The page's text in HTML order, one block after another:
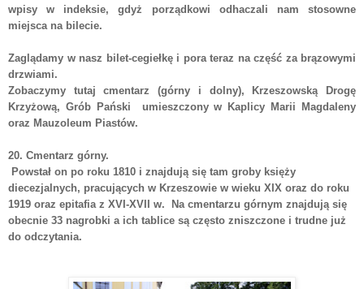
wpisy w indeksie, gdyż porządkowi odhaczali nam stosowne
miejsca na bilecie.
Zaglądamy w nasz bilet-cegiełkę i pora teraz na część za brązowymi
drzwiami.
Zobaczymy tutaj cmentarz (górny i dolny), Krzeszowską Drogę
Krzyżową, Grób Pański umieszczony w Kaplicy Marii Magdaleny
oraz Mauzoleum Piastów.
20. Cmentarz górny.
Powstał on po roku 1810 i znajdują się tam groby księży
diecezjalnych, pracujących w Krzeszowie w wieku XIX oraz do roku
1919 oraz epitafia z XVI-XVII w. Na cmentarzu górnym znajdują się
obecnie 33 nagrobki a ich tablice są często zniszczone i trudne już
do odczytania.